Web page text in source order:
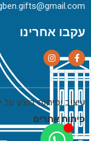
עקבו אחרינו
עיצוב ופיתוח בוצע על
פיתוח אתרים